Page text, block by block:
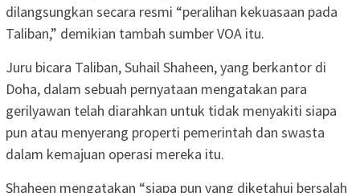
dilangsungkan secara resmi “peralihan kekuasaan pada
Taliban,” demikian tambah sumber VOA itu.
Juru bicara Taliban, Suhail Shaheen, yang berkantor di
Doha, dalam sebuah pernyataan mengatakan para
gerilyawan telah diarahkan untuk tidak menyakiti siapa
pun atau menyerang properti pemerintah dan swasta
dalam kemajuan operasi mereka itu.
Shaheen mengatakan “siapa pun yang diketahui bersalah